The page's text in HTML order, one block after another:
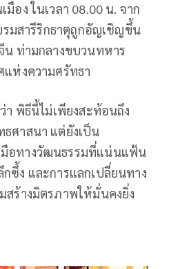
อง ในเวลา 08.00 น. จาก
รมสารีริกธาตุถูกอัญเชิญขึ้น
น ท่ามกลางขบวนทหาร
แห่งความศรัทธา
า พิธีนี้ไม่เพียงสะท้อนถึง
ศาสนา แต่ยังเป็น
อทางวัฒนธรรมที่แน่นแฟ้น
ซึ้ง และการแลกเปลี่ยนทาง
สร้างมิตรภาพให้มั่นคงยิ่ง